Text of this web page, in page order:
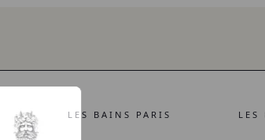
LES BAINS PARIS LES